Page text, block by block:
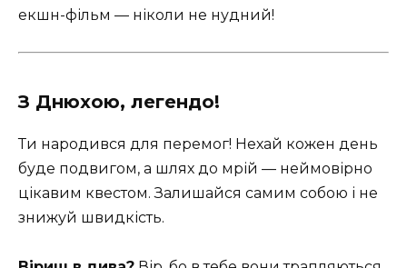
екшн-фільм — ніколи не нудний!
З Днюхою, легендо!
Ти народився для перемог! Нехай кожен день
буде подвигом, а шлях до мрій — неймовірно
цікавим квестом. Залишайся самим собою і не
знижуй швидкість.